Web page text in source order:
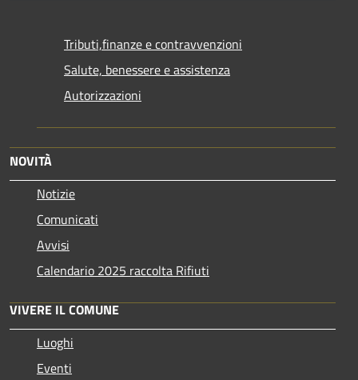
Tributi,finanze e contravvenzioni
Salute, benessere e assistenza
Autorizzazioni
NOVITÀ
Notizie
Comunicati
Avvisi
Calendario 2025 raccolta Rifiuti
VIVERE IL COMUNE
Luoghi
Eventi